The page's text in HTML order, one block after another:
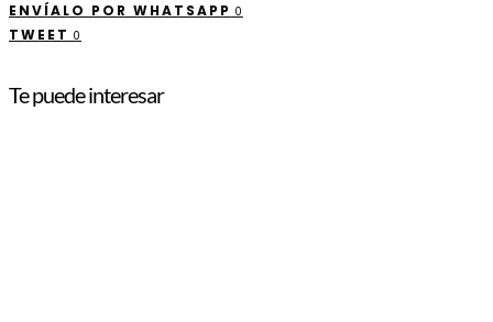
ENVÍALO POR WHATSAPP 0
TWEET 0
Te puede interesar